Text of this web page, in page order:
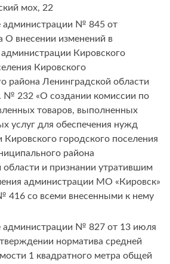
мох, 22
администрации № 845 от
О внесении изменений в
администрации Кировского
Кировского
района Ленинградской области
№ 232 «О создании комиссии по
товаров, выполненных
услуг для обеспечения нужд
городского поселения
района
области и признании утратившим
администрации МО «Кировск»
416 со всеми внесенными к нему
администрации № 827 от 13 июля
норматива средней
1 квадратного метра общей